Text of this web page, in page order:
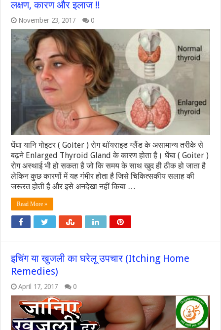
लक्षण, कारण और इलाज !!
November 23, 2017 0
घेंघा यानि गोइटर ( Goiter ) रोग थॉयराइड ग्लैंड के असामान्य तरीके से
बढ़ने Enlarged Thyroid Gland के कारण होता है। घेंघा ( Goiter )
रोग अस्थाई भी हो सकता है जो कि समय के साथ खुद ही ठीक हो जाता है
लेकिन कुछ कारणों में यह गंभीर होता है जिसे चिकित्सकीय सलाह की
जरूरत होती है और इसे अनदेखा नहीं किया …
Read More »
इचिंग या खुजली का घरेलू उपचार (Itching Home
Remedies)
April 17, 2017 0